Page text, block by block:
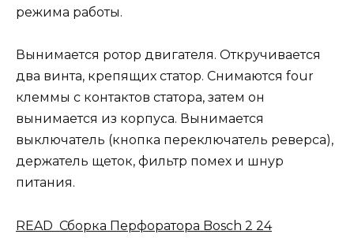
режима работы.
Вынимается ротор двигателя. Откручивается
два винта, крепящих статор. Снимаются four
клеммы с контактов статора, затем он
вынимается из корпуса. Вынимается
выключатель (кнопка переключатель реверса),
держатель щеток, фильтр помех и шнур
питания.
READ Сборка Перфоратора Bosch 2 24